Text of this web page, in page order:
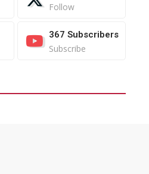
Follow
367 Subscribers
Subscribe